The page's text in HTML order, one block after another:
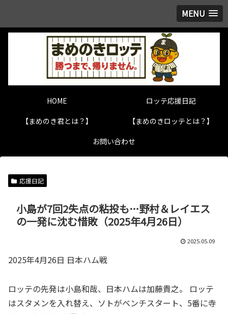
MENU
HOME
ロッテ応援日記
【まめのき君とは？】
【まめのきロッテとは？】
お問い合わせ
応援日記
小島が7回2失点の粘投も…野村＆レイエス
の一発に沈む惜敗（2025年4月26日）
2025.05.09
2025年4月26日 日本ハム戦
ロッテの先発は小島和哉、日本ハムは加藤貴之。 ロッテ
はスタメンを入れ替え、ソトがベンチスタート、5番に寺